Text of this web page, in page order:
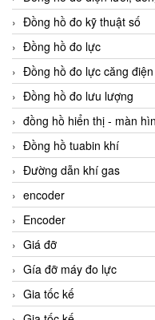
Đồng hồ đo kỹ thuật số
Đồng hồ đo lực
Đồng hồ đo lực căng
Đồng hồ đo lưu lượng
đồng hồ hiển thị - màn
Đồng hồ tuabin khí
Đường dẫn khí gas
encoder
Encoder
Giá đỡ
Gía đỡ máy đo lực
Gia tốc kế